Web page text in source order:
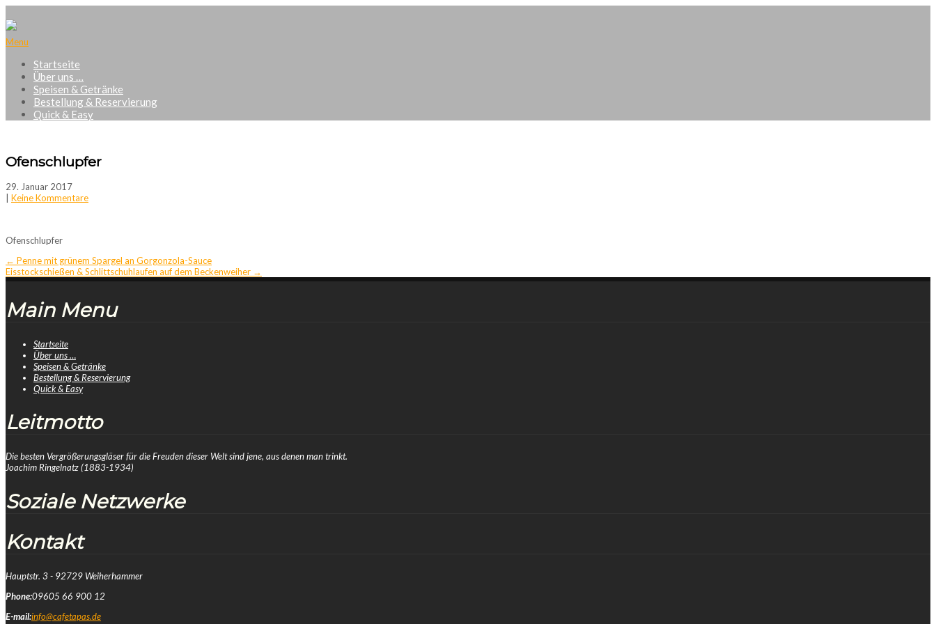
Menu
Startseite
Über uns …
Speisen & Getränke
Bestellung & Reservierung
Quick & Easy
Ofenschlupfer
29. Januar 2017
Keine Kommentare
Ofenschlupfer
Post
navigation
← Penne mit grünem Spargel an Gorgonzola-Sauce
Eisstockschießen & Schlittschuhlaufen auf dem Beckenweiher →
Main Menu
Startseite
Über uns …
Speisen & Getränke
Bestellung & Reservierung
Quick & Easy
Leitmotto
Die besten Vergrößerungsgläser für die Freuden dieser Welt sind jene, aus denen man trinkt.
Joachim Ringelnatz (1883-1934)
Soziale Netzwerke
Kontakt
Hauptstr. 3 - 92729 Weiherhammer
Phone:09605 66 900 12
E-mail:info@cafetapas.de